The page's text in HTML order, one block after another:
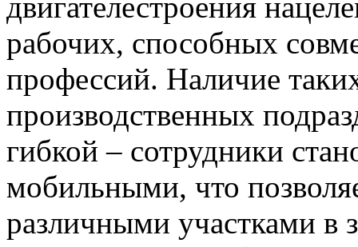
рабочих, способных
профессий. Наличие
производственных
гибкой – сотрудники
мобильными, что
различными участками в